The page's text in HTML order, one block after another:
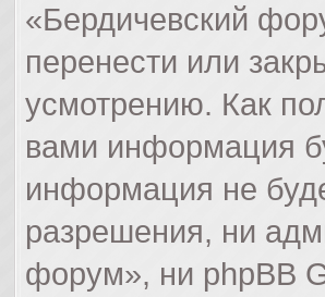
«Бердичевский
перенести или
усмотрению. Как
вами информация
информация не
разрешения, ни
форум», ни phpBB